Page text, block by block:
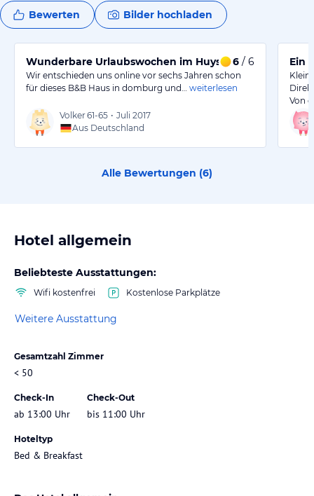
Bewerten Bilder hochladen
Wunderbare Urlaubswochen im Huys Aan Zee
6 / 6
Wir entschieden uns online vor sechs Jahren schon
für dieses B&B Haus in domburg und…
weiterlesen
Volker61-65 • Juli 2017
Aus Deutschland
Ein
Von
Alle Bewertungen (6)
Hotel allgemein
Beliebteste Ausstattungen:
Wifi kostenfrei Kostenlose Parkplätze
Weitere Ausstattung
Gesamtzahl Zimmer
< 50
Check-In
ab 13:00 Uhr
Check-Out
bis 11:00 Uhr
Hoteltyp
Bed & Breakfast